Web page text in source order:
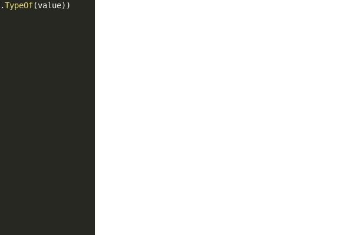
.TypeOf(value) )